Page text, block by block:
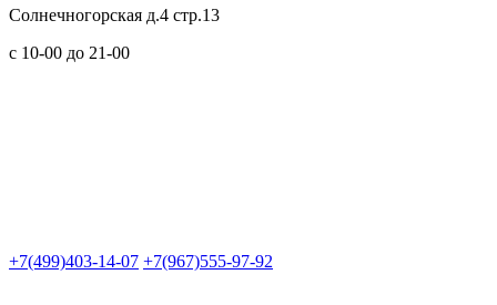
Солнечногорская д.4 стр.13
с 10-00 до 21-00
+7(499)403-14-07 +7(967)555-97-92